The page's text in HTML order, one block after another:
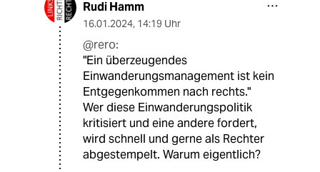
Rudi Hamm
16.01.2024, 14:19 Uhr
@rero:
"Ein überzeugendes
Einwanderungsmanagement ist kein
Entgegenkommen nach rechts."
Wer diese Einwanderungspolitik
kritisiert und eine andere fordert,
wird schnell und gerne als Rechter
abgestempelt. Warum eigentlich?